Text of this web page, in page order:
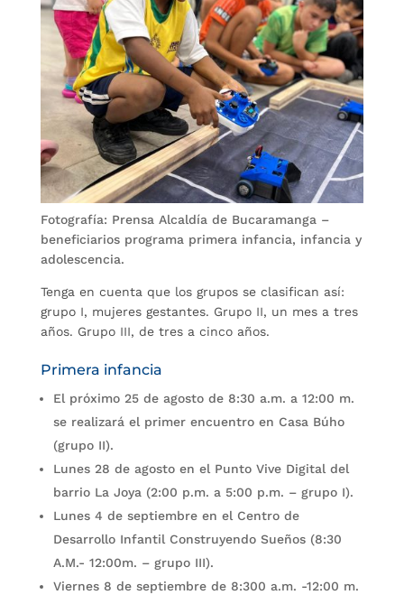
Fotografía: Prensa Alcaldía de Bucaramanga –
beneficiarios programa primera infancia, infancia y
adolescencia.
Tenga en cuenta que los grupos se clasifican así:
grupo I, mujeres gestantes. Grupo II, un mes a tres
años. Grupo III, de tres a cinco años.
Primera infancia
El próximo 25 de agosto de 8:30 a.m. a 12:00 m.
se realizará el primer encuentro en Casa Búho
(grupo II).
Lunes 28 de agosto en el Punto Vive Digital del
barrio La Joya (2:00 p.m. a 5:00 p.m. – grupo I).
Lunes 4 de septiembre en el Centro de
Desarrollo Infantil Construyendo Sueños (8:30
A.M.- 12:00m. – grupo III).
Viernes 8 de septiembre de 8:300 a.m. -12:00 m.